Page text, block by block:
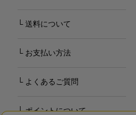
└ 送料について
└ お支払い方法
└ よくあるご質問
└ ポイントについて